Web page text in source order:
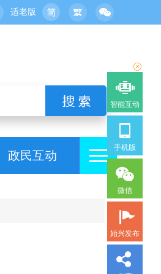
适老版
政民互动
智能互动
手机版
微信
始兴发布